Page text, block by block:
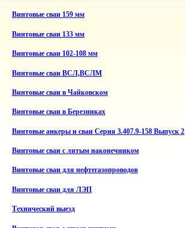
Винтовые сваи 159 мм
Винтовые сваи 133 мм
Винтовые сваи 102-108 мм
Винтовые сваи ВСЛ,ВСЛМ
Винтовые сваи в Чайковском
Винтовые сваи в Березниках
Винтовые анкеры и сваи Серия 3.407.9-158 Выпуск 2
Винтовые сваи с литым наконечником
Винтовые сваи для нефтегазопроводов
Винтовые сваи для ЛЭП
Технический выезд